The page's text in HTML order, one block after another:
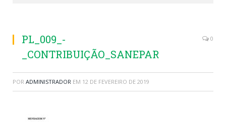
PL_009_-
_CONTRIBUIÇÃO_SANEPAR
0
POR ADMINISTRADOR EM 12 DE FEVEREIRO DE 2019